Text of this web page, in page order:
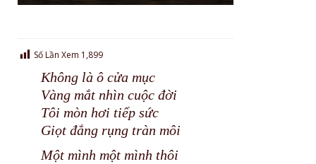
Số Lần Xem 1,899
Không là ô cửa mục
Vàng mắt nhìn cuộc đời
Tôi mòn hơi tiếp sức
Giọt đắng rụng tràn môi
Một mình một mình thôi